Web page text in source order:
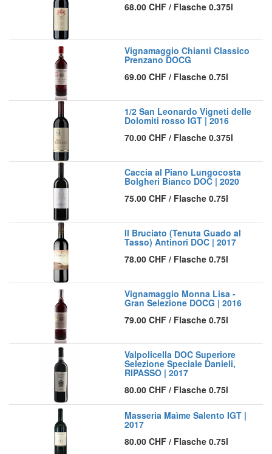
68.00 CHF / Flasche 0.375l
Vignamaggio Chianti Classico
Prenzano DOCG
69.00 CHF / Flasche 0.75l
1/2 San Leonardo Vigneti delle
Dolomiti rosso IGT | 2016
70.00 CHF / Flasche 0.375l
Caccia al Piano Lungocosta
Bolgheri Bianco DOC | 2020
75.00 CHF / Flasche 0.75l
Il Bruciato (Tenuta Guado al
Tasso) Antinori DOC | 2017
78.00 CHF / Flasche 0.75l
Vignamaggio Monna Lisa -
Gran Selezione DOCG | 2016
79.00 CHF / Flasche 0.75l
Valpolicella DOC Superiore
Selezione Speciale Danieli,
RIPASSO | 2017
80.00 CHF / Flasche 0.75l
Masseria Maìme Salento IGT |
2017
80.00 CHF / Flasche 0.75l